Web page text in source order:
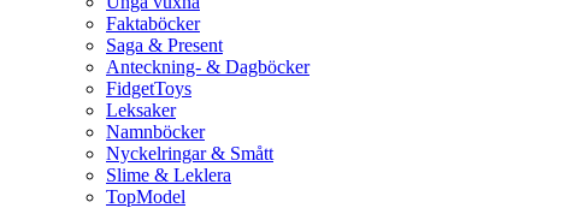
Faktaböcker
Saga & Present
Anteckning- & Dagböcker
FidgetToys
Leksaker
Namnböcker
Nyckelringar & Smått
Slime & Leklera
TopModel